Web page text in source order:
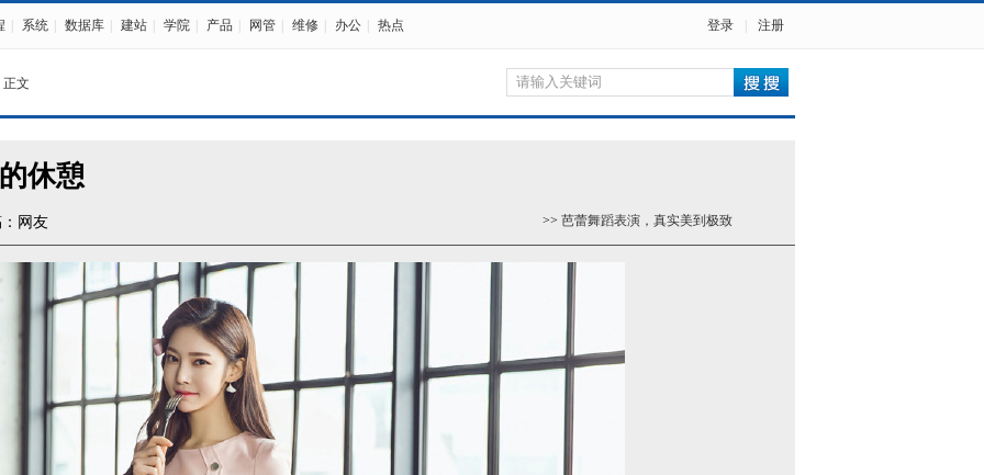
系统 数据库 建站 学院 产品 网管 维修 办公 热点 登录 注册
文
休憩
网友 >> 芭蕾舞蹈表演，真实美到极致